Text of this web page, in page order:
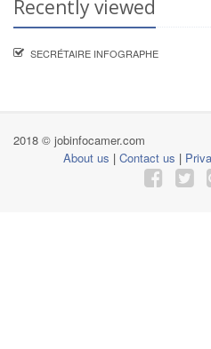
Recently viewed
SECRÉTAIRE INFOGRAPHE
2018 © jobinfocamer.com
About us | Contact us |